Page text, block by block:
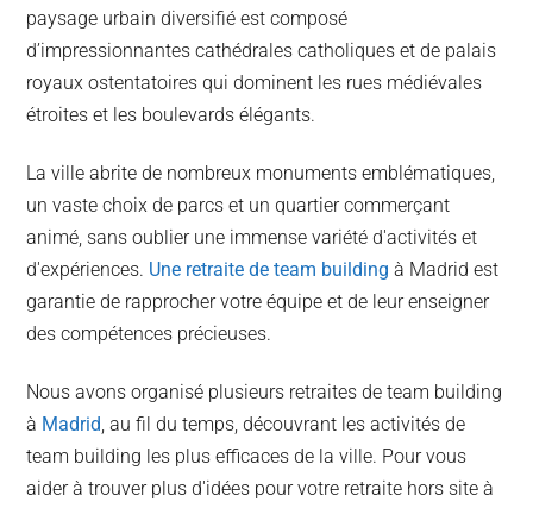
paysage urbain diversifié est composé
d’impressionnantes cathédrales catholiques et de palais
royaux ostentatoires qui dominent les rues médiévales
étroites et les boulevards élégants.
La ville abrite de nombreux monuments emblématiques,
un vaste choix de parcs et un quartier commerçant
animé, sans oublier une immense variété d'activités et
d'expériences. Une retraite de team building à Madrid est
garantie de rapprocher votre équipe et de leur enseigner
des compétences précieuses.
Nous avons organisé plusieurs retraites de team building
à Madrid, au fil du temps, découvrant les activités de
team building les plus efficaces de la ville. Pour vous
aider à trouver plus d'idées pour votre retraite hors site à